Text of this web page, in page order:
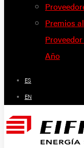
Premios al
Año
ES
EN